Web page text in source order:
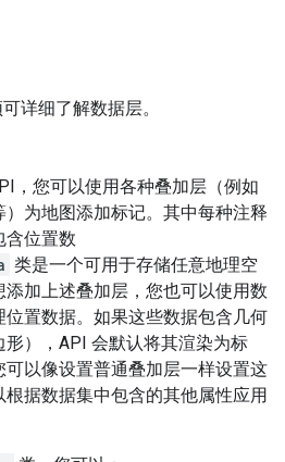
详细了解数据层。
，您可以使用各种叠加层（例如
为地图添加标记。其中每种注释
含位置数
类是一个可用于存储任意地理空
加上述叠加层，您也可以使用数
置数据。如果这些数据包含几何
），API 会默认将其渲染为标
以像设置普通叠加层一样设置这
据数据集中包含的其他属性应用